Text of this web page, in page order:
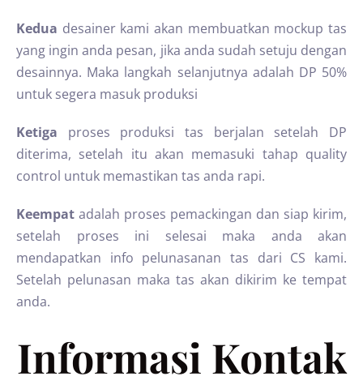
Kedua desainer kami akan membuatkan mockup tas
yang ingin anda pesan, jika anda sudah setuju dengan
desainnya. Maka langkah selanjutnya adalah DP 50%
untuk segera masuk produksi
Ketiga proses produksi tas berjalan setelah DP
diterima, setelah itu akan memasuki tahap quality
control untuk memastikan tas anda rapi.
Keempat adalah proses pemackingan dan siap kirim,
setelah proses ini selesai maka anda akan
mendapatkan info pelunasanan tas dari CS kami.
Setelah pelunasan maka tas akan dikirim ke tempat
anda.
Informasi Kontak